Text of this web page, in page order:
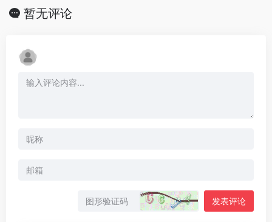
暂无评论
发表评论